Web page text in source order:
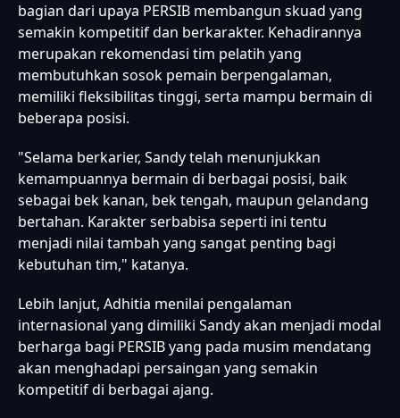
bagian dari upaya PERSIB membangun skuad yang
semakin kompetitif dan berkarakter. Kehadirannya
merupakan rekomendasi tim pelatih yang
membutuhkan sosok pemain berpengalaman,
memiliki fleksibilitas tinggi, serta mampu bermain di
beberapa posisi.
"Selama berkarier, Sandy telah menunjukkan
kemampuannya bermain di berbagai posisi, baik
sebagai bek kanan, bek tengah, maupun gelandang
bertahan. Karakter serbabisa seperti ini tentu
menjadi nilai tambah yang sangat penting bagi
kebutuhan tim," katanya.
Lebih lanjut, Adhitia menilai pengalaman
internasional yang dimiliki Sandy akan menjadi modal
berharga bagi PERSIB yang pada musim mendatang
akan menghadapi persaingan yang semakin
kompetitif di berbagai ajang.